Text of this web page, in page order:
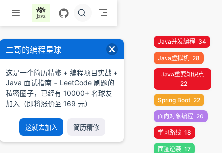
跳至主要內容
Java并发编程 34
Java虚拟机 28
Java重要知识点
22
Spring Boot 22
面向对象编程 20
学习路线 18
面渣逆袭 17
二哥的编程星球
这是一个简历精修 + 编程项目实战 +
Java 面试指南 + LeetCode 刷题的
私密圈子，已经有 10000+ 名球友
加入（即将涨价至 169 元）
这就去加入 简历精修